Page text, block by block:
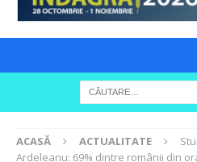
ACASĂ ACTUALITATE
Ardeleanu: 69% dintre românii din